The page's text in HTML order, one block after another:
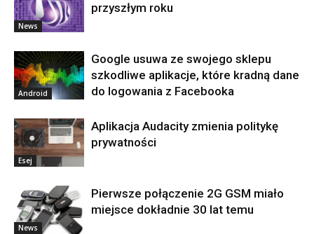
News
przyszłym roku
Android
Google usuwa ze swojego sklepu
szkodliwe aplikacje, które kradną dane
do logowania z Facebooka
Esej
Aplikacja Audacity zmienia politykę
prywatności
News
Pierwsze połączenie 2G GSM miało
miejsce dokładnie 30 lat temu